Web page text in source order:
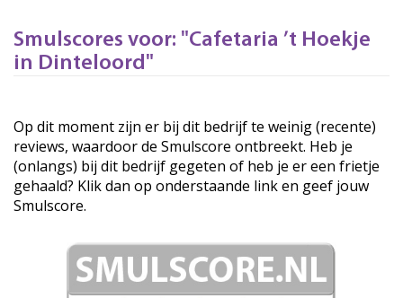
Smulscores voor: "Cafetaria ’t Hoekje
in Dinteloord"
Op dit moment zijn er bij dit bedrijf te weinig (recente)
reviews, waardoor de Smulscore ontbreekt. Heb je
(onlangs) bij dit bedrijf gegeten of heb je er een frietje
gehaald? Klik dan op onderstaande link en geef jouw
Smulscore.